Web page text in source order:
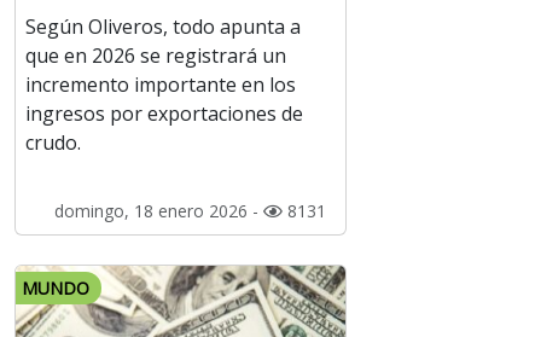
Según Oliveros, todo apunta a
que en 2026 se registrará un
incremento importante en los
ingresos por exportaciones de
crudo.
domingo, 18 enero 2026 - 8131
MUNDO